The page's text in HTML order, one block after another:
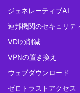
ジェネレーティブAI
連邦機関のセキュリテ
VDIの削減
VPNの置き換え
ウェブダウンロード
ゼロトラストアクセス